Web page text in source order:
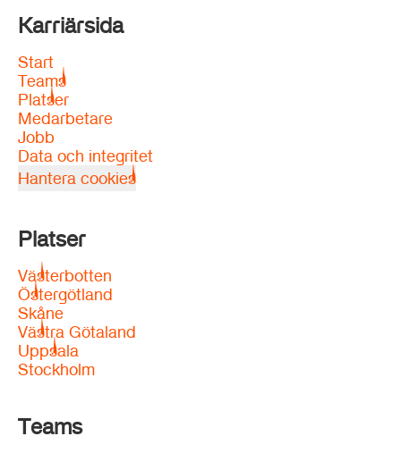
Karriärsida
Start
Teams
Platser
Medarbetare
Jobb
Data och integritet
Hantera cookies
Platser
Västerbotten
Östergötland
Skåne
Västra Götaland
Uppsala
Stockholm
Teams